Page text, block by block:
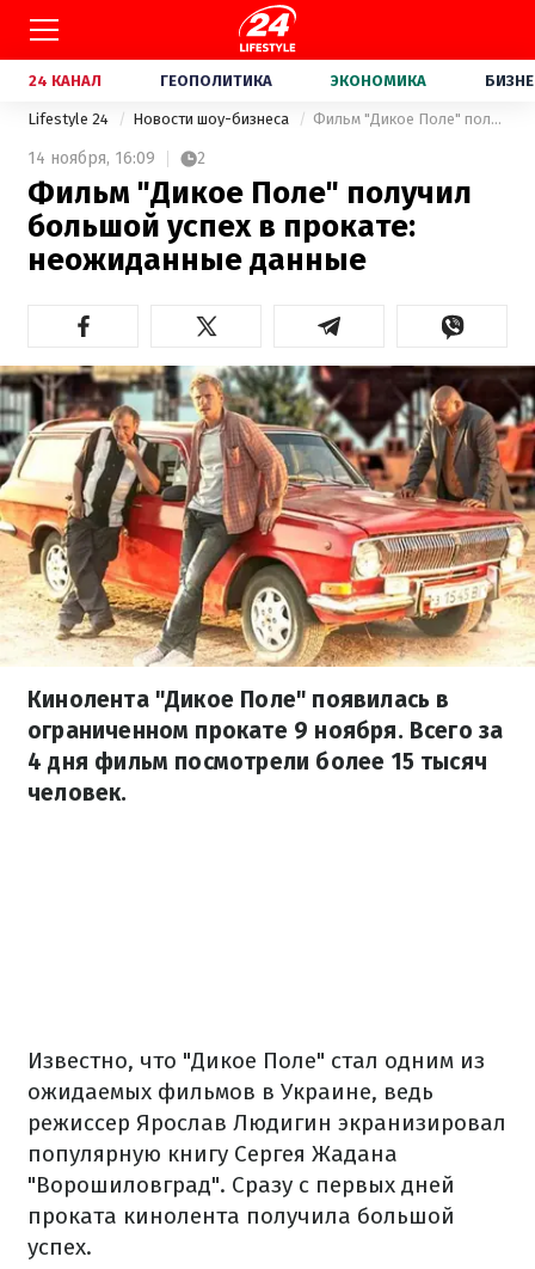
24 КАНАЛ ГЕОПОЛИТИКА ЭКОНОМИКА
Lifestyle 24 Новости шоу-бизнеса Фильм "Дикое Поле" получил большой успех в прокате: неожиданные данные
14 ноября, 16:09 2
Фильм "Дикое Поле" получил
большой успех в прокате:
неожиданные данные
Кинолента "Дикое Поле" появилась в
ограниченном прокате 9 ноября. Всего за
4 дня фильм посмотрели более 15 тысяч
человек.
Известно, что "Дикое Поле" стал одним из
ожидаемых фильмов в Украине, ведь
режиссер Ярослав Людигин экранизировал
популярную книгу Сергея Жадана
"Ворошиловград". Сразу с первых дней
проката кинолента получила большой
успех.